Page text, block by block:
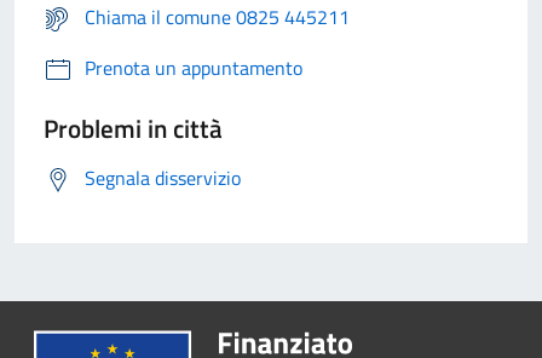
Chiama il comune 0825 445211
Prenota un appuntamento
Problemi in città
Segnala disservizio